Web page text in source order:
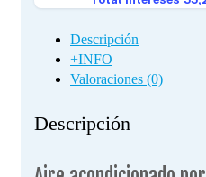
Descripción
+INFO
Valoraciones (0)
Descripción